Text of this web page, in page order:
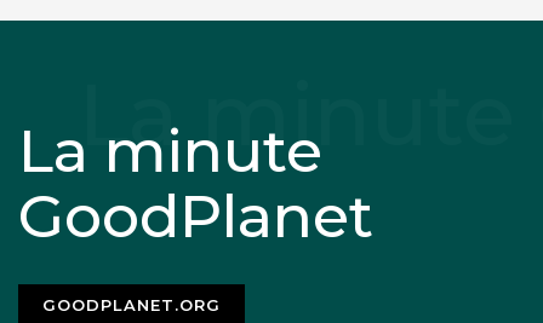
La minute
GoodPlanet
GOODPLANET.ORG